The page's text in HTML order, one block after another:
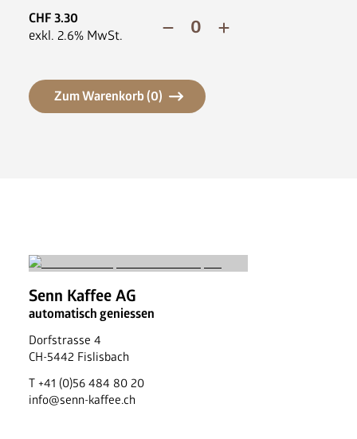
News
FAQ
CHF 3.30
exkl. 2.6% MwSt.
Zum Warenkorb (0)
Senn Kaffee AG
automatisch geniessen
Dorfstrasse 4
CH-5442 Fislisbach
T +41 (0)56 484 80 20
info@senn-kaffee.ch